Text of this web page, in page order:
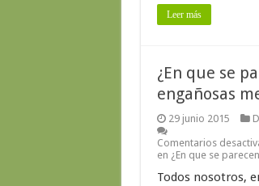
Leer más
¿En que se
engañosas
29 junio 2015
Comentarios
en ¿En que se
Todos nosotros,